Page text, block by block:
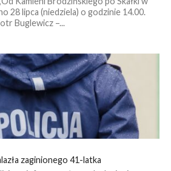
28 lipca (niedziela) o godzinie 14.00.
Buglewicz –...
zaginionego 41-latka